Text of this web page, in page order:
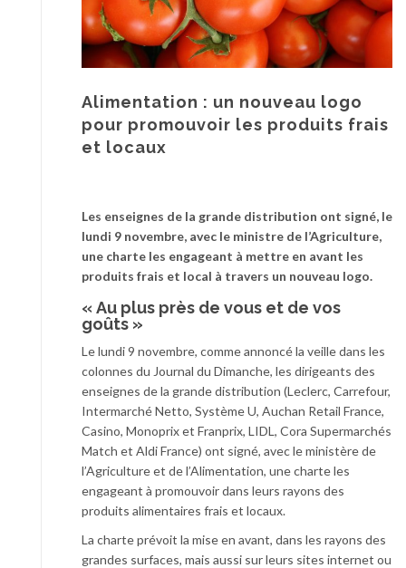
Alimentation : un nouveau logo
pour promouvoir les produits frais
et locaux
Les enseignes de la grande distribution ont signé, le
lundi 9 novembre, avec le ministre de l’Agriculture,
une charte les engageant à mettre en avant les
produits frais et local à travers un nouveau logo.
« Au plus près de vous et de vos
goûts »
Le lundi 9 novembre, comme annoncé la veille dans les
colonnes du Journal du Dimanche, les dirigeants des
enseignes de la grande distribution (Leclerc, Carrefour,
Intermarché Netto, Système U, Auchan Retail France,
Casino, Monoprix et Franprix, LIDL, Cora Supermarchés
Match et Aldi France) ont signé, avec le ministère de
l’Agriculture et de l’Alimentation, une charte les
engageant à promouvoir dans leurs rayons des
produits alimentaires frais et locaux.
La charte prévoit la mise en avant, dans les rayons des
grandes surfaces, mais aussi sur leurs sites internet ou